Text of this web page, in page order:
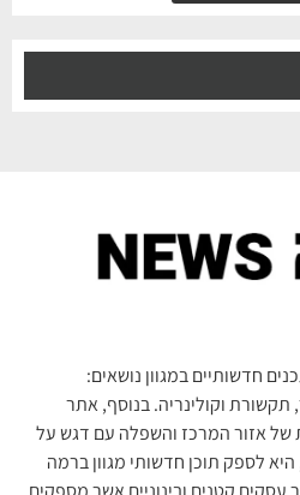
חדשותיים במגוון נושאים:
תקשורת וקולינריה. בנוסף, אתר
של אזור המרכז והשפלה עם דגש על
לספק תוכן חדשותי מגוון ברמה